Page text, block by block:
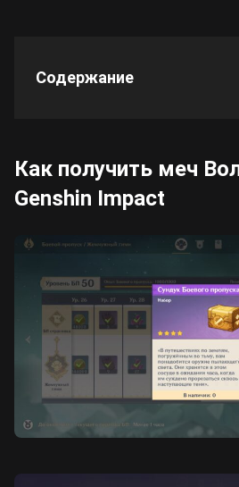
Содержание
Как получить меч
Genshin Impact